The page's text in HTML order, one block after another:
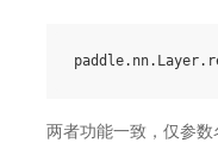
paddle. nn. Layer.
两者功能一致，仅参